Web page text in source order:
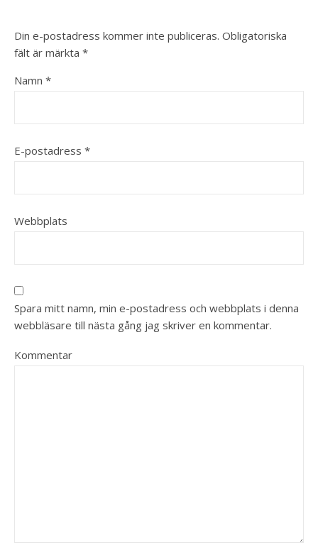
Din e-postadress kommer inte publiceras. Obligatoriska
fält är märkta *
Namn *
E-postadress *
Webbplats
Spara mitt namn, min e-postadress och webbplats i denna
webbläsare till nästa gång jag skriver en kommentar.
Kommentar